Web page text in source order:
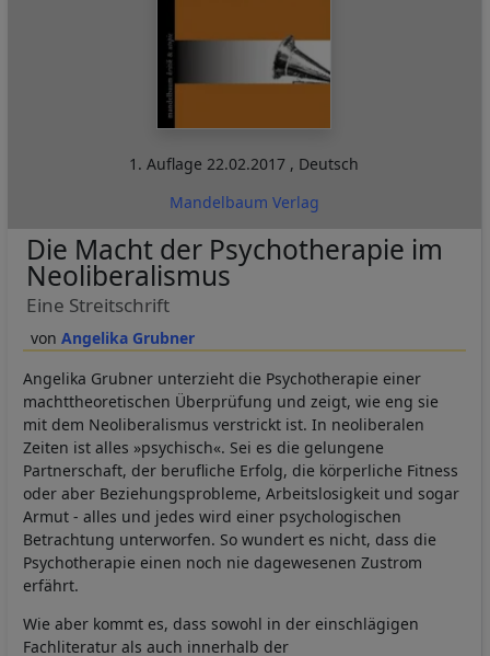
1. Auflage 22.02.2017 , Deutsch
Mandelbaum Verlag
Angelika Grubner
Die Macht der Psychotherapie im
Neoliberalismus
Eine Streitschrift
Angelika Grubner unterzieht die Psychotherapie einer
machttheoretischen Überprüfung und zeigt, wie eng sie
mit dem Neoliberalismus verstrickt ist. In neoliberalen
Zeiten ist alles »psychisch«. Sei es die gelungene
Partnerschaft, der berufliche Erfolg, die körperliche Fitness
oder aber Beziehungsprobleme, Arbeitslosigkeit und sogar
Armut - alles und jedes wird einer psychologischen
Betrachtung unterworfen. So wundert es nicht, dass die
Psychotherapie einen noch nie dagewesenen Zustrom
erfährt.
Wie aber kommt es, dass sowohl in der einschlägigen
Fachliteratur als auch innerhalb der